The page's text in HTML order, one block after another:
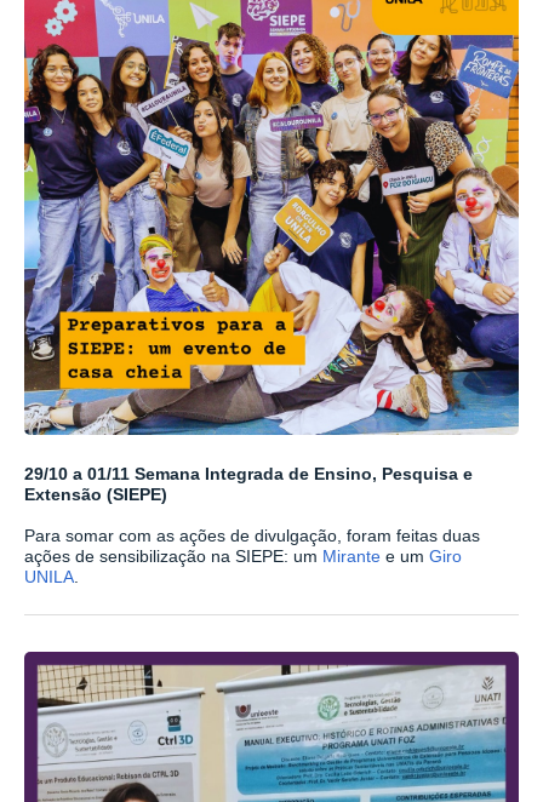
29/10 a 01/11 Semana Integrada de Ensino, Pesquisa e
Extensão (SIEPE)
Para somar com as ações de divulgação, foram feitas duas
ações de sensibilização na SIEPE: um Mirante e um Giro
UNILA